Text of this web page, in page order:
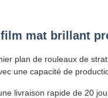
mat brillant
plan de rouleaux de
une capacité de
livraison rapide de 20